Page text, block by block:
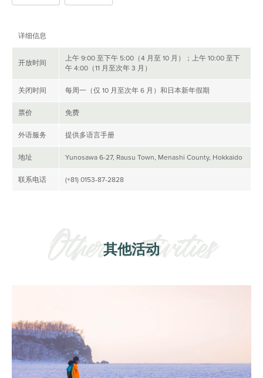
详细信息
开放时间
上午 9:00 至下午 5:00（4 月至 10 月）；上午 10:00 至下
午 4:00（11 月至次年 3 月）
关闭时间 每周一（仅 10 月至次年 6 月）和日本新年假期
票价 免费
外语服务 提供多语言手册
地址 Yunosawa 6-27, Rausu Town, Menashi County, Hokkaido
联系电话 (+81) 0153-87-2828
其他活动